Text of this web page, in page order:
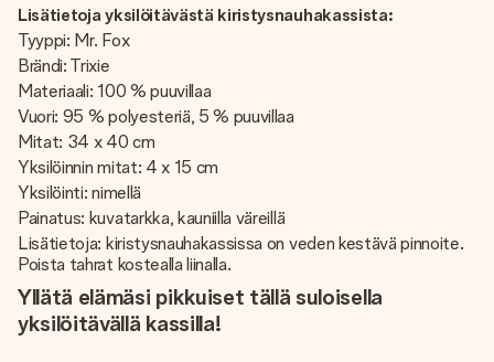
Lisätietoja yksilöitävästä kiristysnauhakassista:
Tyyppi: Mr. Fox
Brändi: Trixie
Materiaali: 100 % puuvillaa
Vuori: 95 % polyesteriä, 5 % puuvillaa
Mitat: 34 x 40 cm
Yksilöinnin mitat: 4 x 15 cm
Yksilöinti: nimellä
Painatus: kuvatarkka, kauniilla väreillä
Lisätietoja: kiristysnauhakassissa on veden kestävä pinnoite.
Poista tahrat kostealla liinalla.
Yllätä elämäsi pikkuiset tällä suloisella
yksilöitävällä kassilla!